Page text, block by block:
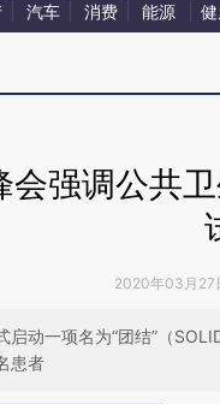
汽车 消费 能源
会强调公共
2020年03月27
启动一项名为“团结”（
患者